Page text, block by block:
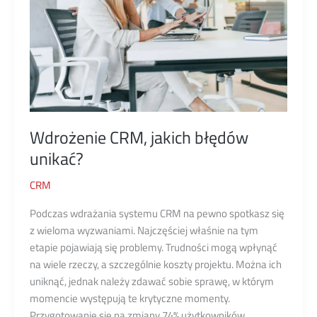
Wdrożenie CRM, jakich błędów
unikać?
CRM
Podczas wdrażania systemu CRM na pewno spotkasz się
z wieloma wyzwaniami. Najczęściej właśnie na tym
etapie pojawiają się problemy. Trudności mogą wpłynąć
na wiele rzeczy, a szczególnie koszty projektu. Można ich
uniknąć, jednak należy zdawać sobie sprawę, w którym
momencie występują te krytyczne momenty.